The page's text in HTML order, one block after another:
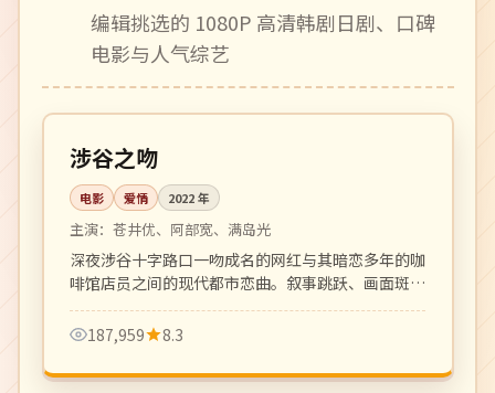
编辑挑选的 1080P 高清韩剧日剧、口碑
电影与人气综艺
日本
高分
涉谷之吻
电影 爱情 2022年
主演： 苍井优、阿部宽、满岛光
深夜涉谷十字路口一吻成名的网红与其暗恋多年的咖
啡馆店员之间的现代都市恋曲。叙事跳跃、画面斑
斓，新感觉派代表作。
187,959
8.3
高分 全 12 集